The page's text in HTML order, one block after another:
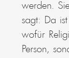
werden.
sagt: Da
wofür
Person,